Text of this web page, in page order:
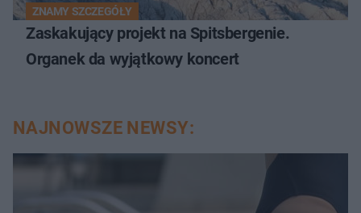
ZNAMY SZCZEGÓŁY
Zaskakujący projekt na Spitsbergenie.
Organek da wyjątkowy koncert
NAJNOWSZE NEWSY: